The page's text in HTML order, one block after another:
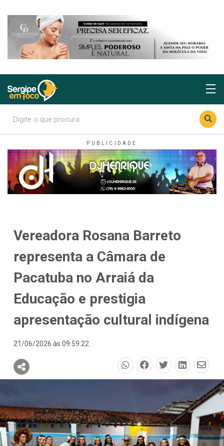
Vereadora Rosana Barreto
representa a Câmara de
Pacatuba no Arraiá da
Educação e prestigia
apresentação cultural indígena
21/06/2026 às 09:59:22